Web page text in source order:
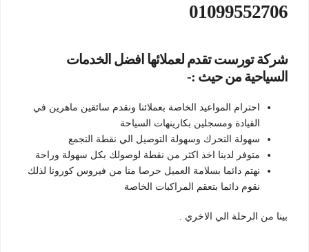
01099552706
شركة تورست تقدم لعملائها افضل الخدمات
السياحية من حيث :-
احترام المواعيد الخاصة بعملائنا ونقدم سائقين ماهرين في
القيادة ومسجلين بكارينهات السياحة
سهولة التحرك وسهولة التوصيل الي نقطة التجمع
متوفر لدينا اخذ اكثر من نقطة لوصولك بكل سهولة وراحة
نهتم دائما بسلامة العميل حرصا منا من فيروس كورونا لذلك
نقوم دائما بتعقم المراكبات الخاصة
بينا من الرحلة الي الاخري .